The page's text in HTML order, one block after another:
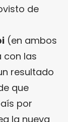
de
(en ambos
con las
resultado
que
por
la nueva